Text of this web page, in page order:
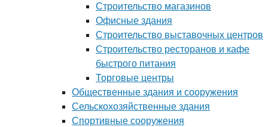
Строительство магазинов
Офисные здания
Строительство выставочных центров
Строительство ресторанов и кафе
быстрого питания
Торговые центры
Общественные здания и сооружения
Сельскохозяйственные здания
Спортивные сооружения